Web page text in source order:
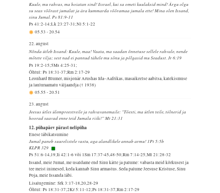
Kuule, mu rahvas, ma hoiatan sind! Iisrael, kui sa ometi kuulaksid mind! Ärgu olgu
su seas võõrast jumalat ja ära kummarda võõramaa jumala ette! Mina olen Issand,
sinu Jumal. Ps 81:9-11
Ps 41:2-14;Lk 23:27-31;Nl 5:1-22
05.53-20.54
22. august
Nõnda ütleb Issand: Kuule, maa! Vaata, ma saadan õnnetuse sellele rahvale, nende
mõtete vilja; sest nad ei pannud tähele mu sõnu ja põlgasid mu Seadust. Jr 6:19
Ps 19:2-15;5Ms 4:25-31;
Õhtul: Ps 18:31-37;Rm 2:17-29
Leonhard Blumer, misjonär Arushas Ida–Aafrikas, masaikeelse aabitsa, katekismuse
ja lauluraamatu väljaandja († 1938)
05.55-20.51
23. august
Jeesus ütles ülempreestreile ja rahvavanemaile: "Tõesti, ma ütlen teile, tölnerid ja
hoorad saavad enne teid Jumala riiki!" Mt 21:31
12. pühapäev pärast nelipüha
Enese läbikatsumine
Jumal paneb suurelistele vastu, aga alandlikele annab armu! 1Pt 5:5b
KLPR 329
Ps 51:6-14,19;Ii 42:1-6 või 1Sm 17:37-45,48-50;Rm 7:14-25;Mt 21:28-32
Issand, meie Jumal, me usaldame end Sinu kätte ja palume: vabasta meid kõrkusest ja
tee meist inimesed, keda kannab Sinu armastus. Seda palume Jeesuse Kristuse, Sinu
Poja, meie Issanda läbi.
Lisalugemine: Srk 3:17-18,20,28-29
Õhtul: Ps 18:31-37;2Kr 5:11-12;Ps 18:31-37;Rm 2:17-29